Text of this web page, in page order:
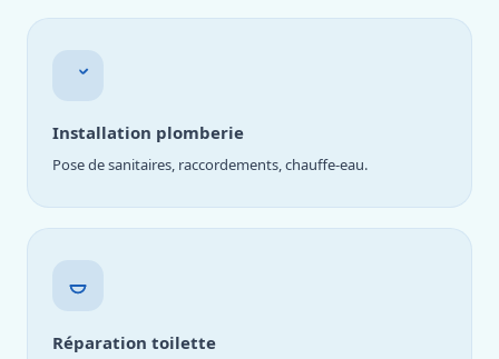
Installation plomberie
Pose de sanitaires, raccordements, chauffe-eau.
Réparation toilette